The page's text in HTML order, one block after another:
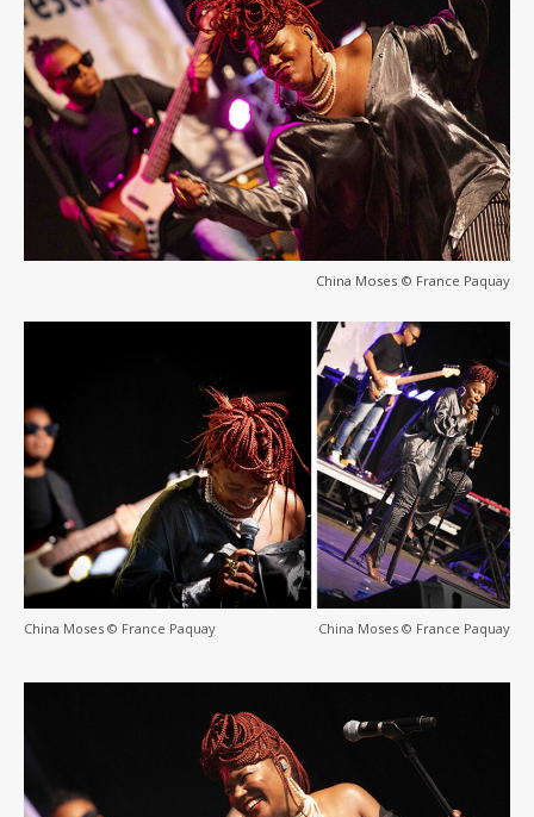
China Moses © France Paquay
China Moses © France Paquay China Moses © France Paquay